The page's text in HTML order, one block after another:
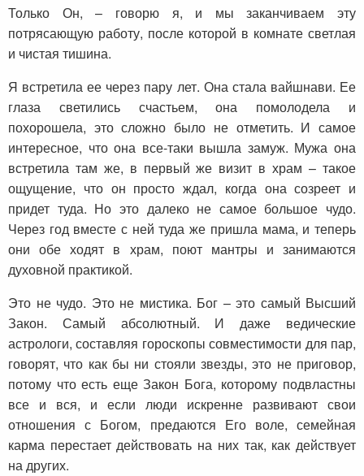
Только Он, – говорю я, и мы заканчиваем эту
потрясающую работу, после которой в комнате светлая
и чистая тишина.
Я встретила ее через пару лет. Она стала вайшнави. Ее
глаза светились счастьем, она помолодела и
похорошела, это сложно было не отметить. И самое
интересное, что она все-таки вышла замуж. Мужа она
встретила там же, в первый же визит в храм – такое
ощущение, что он просто ждал, когда она созреет и
придет туда. Но это далеко не самое большое чудо.
Через год вместе с ней туда же пришла мама, и теперь
они обе ходят в храм, поют мантры и занимаются
духовной практикой.
Это не чудо. Это не мистика. Бог – это самый Высший
Закон. Самый абсолютный. И даже ведические
астрологи, составляя гороскопы совместимости для пар,
говорят, что как бы ни стояли звезды, это не приговор,
потому что есть еще Закон Бога, которому подвластны
все и вся, и если люди искренне развивают свои
отношения с Богом, предаются Его воле, семейная
карма перестает действовать на них так, как действует
на других.